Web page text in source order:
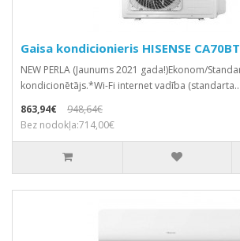
Gaisa kondicionieris HISENSE
NEW PERLA (Jaunums 2021 gada!)Ekonom/
kondicionētājs.*Wi-Fi internet vadība (standarta..
863,94€
948,64€
Bez nodokļa:714,00€